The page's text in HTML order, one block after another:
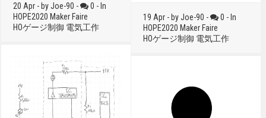
20 Apr - by Joe-90 -
0 - In
HOPE2020 Maker Faire
HOゲージ制御 電気工作
19 Apr - by Joe-90 -
0 - In
HOPE2020 Maker Faire
HOゲージ制御 電気工作